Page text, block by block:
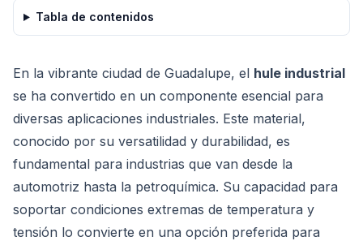
Tabla de contenidos
En la vibrante ciudad de Guadalupe, el hule industrial
se ha convertido en un componente esencial para
diversas aplicaciones industriales. Este material,
conocido por su versatilidad y durabilidad, es
fundamental para industrias que van desde la
automotriz hasta la petroquímica. Su capacidad para
soportar condiciones extremas de temperatura y
tensión lo convierte en una opción preferida para